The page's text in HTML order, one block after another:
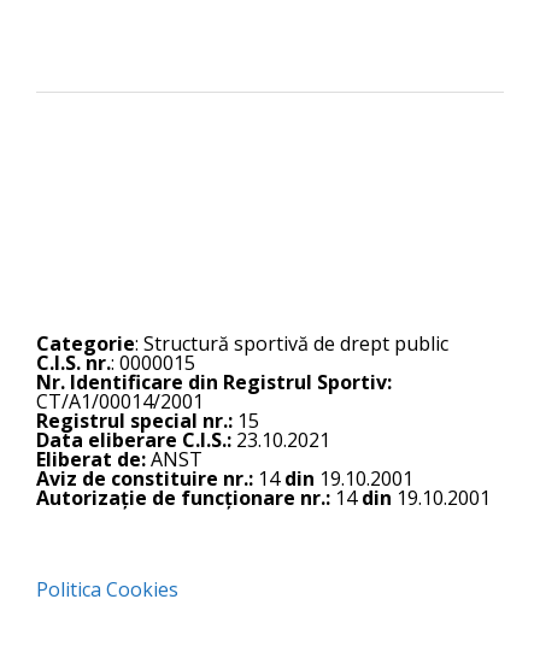
Categorie: Structură sportivă de drept public
C.I.S. nr.: 0000015
Nr. Identificare din Registrul Sportiv:
CT/A1/00014/2001
Registrul special nr.: 15
Data eliberare C.I.S.: 23.10.2021
Eliberat de:ANST
Aviz de constituire nr.: 14din 19.10.2001
Autorizație de funcționare nr.: 14din 19.10.2001
Politica Cookies